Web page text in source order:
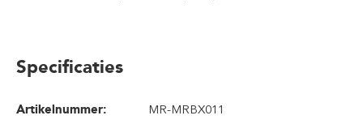
Specificaties
Artikelnummer:
MR-MRBX011